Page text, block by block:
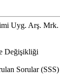
Uyg. Arş. Mrk.
Değişikliği
Sorular (SSS)